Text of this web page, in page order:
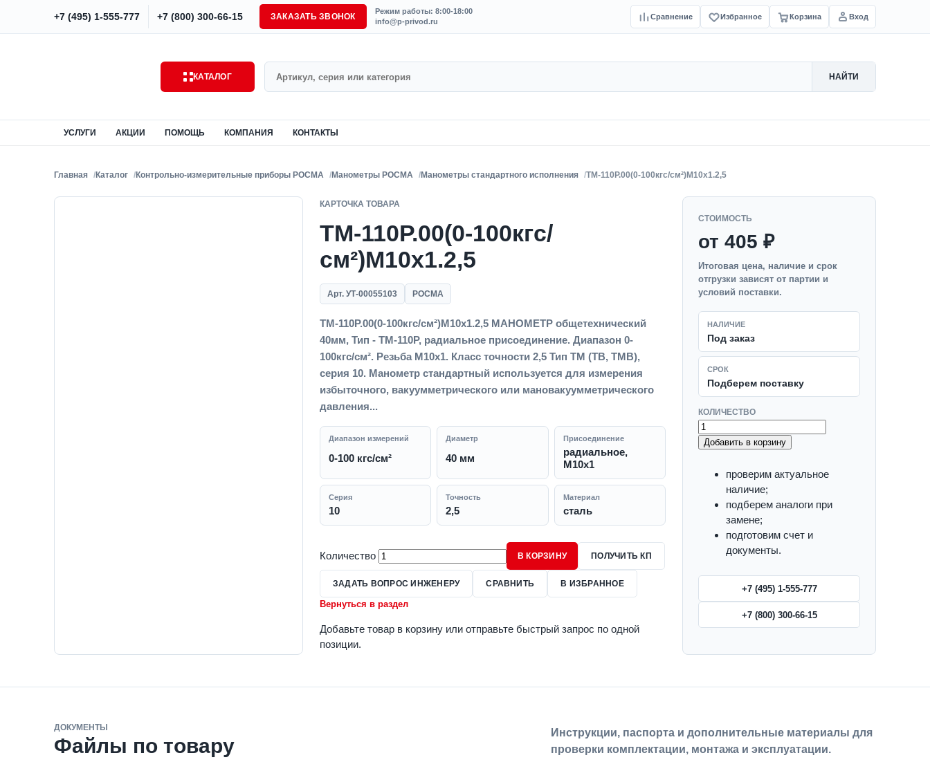
+7 (495) 1-555-777 +7 (800) 300-66-15 ЗАКАЗАТЬ ЗВОНОК
Режим работы: 8:00-18:00
info@p-privod.ru
Сравнение Избранное Корзина Вход
КАТАЛОГ НАЙТИ
УСЛУГИ АКЦИИ ПОМОЩЬ КОМПАНИЯ КОНТАКТЫ
Главная Каталог Контрольно-измерительные приборы РОСМА Манометры РОСМА Манометры стандартного исполнения ТМ-110Р.00(0-100кгс/см²)M10x1.2,5
КАРТОЧКА ТОВАРА
ТМ-110Р.00(0-100кгс/
см²)M10x1.2,5
Арт. УТ-00055103 РОСМА
ТМ-110Р.00(0-100кгс/см²)M10x1.2,5 МАНОМЕТР общетехнический
40мм, Тип - ТМ-110Р, радиальное присоединение. Диапазон 0-
100кгс/см². Резьба M10x1. Класс точности 2,5 Тип ТМ (ТВ, ТМВ),
серия 10. Манометр стандартный используется для измерения
избыточного, вакуумметрического или мановакуумметрического
давления...
Диапазон измерений
0-100 кгс/см²
Диаметр
40 мм
Присоединение
радиальное,
M10x1
Серия
10
Точность
2,5
Материал
сталь
Количество В КОРЗИНУ ПОЛУЧИТЬ КП
ЗАДАТЬ ВОПРОС ИНЖЕНЕРУ СРАВНИТЬ В ИЗБРАННОЕ
Вернуться в раздел
Добавьте товар в корзину или отправьте быстрый запрос по одной
позиции.
СТОИМОСТЬ
от 405 ₽
Итоговая цена, наличие и срок
отгрузки зависят от партии и
условий поставки.
НАЛИЧИЕ
Под заказ
СРОК
Подберем поставку
КОЛИЧЕСТВО
Добавить в корзину
проверим актуальное
наличие;
подберем аналоги при
замене;
подготовим счет и
документы.
+7 (495) 1-555-777
+7 (800) 300-66-15
ДОКУМЕНТЫ
Файлы по товару
Инструкции, паспорта и дополнительные материалы для
проверки комплектации, монтажа и эксплуатации.